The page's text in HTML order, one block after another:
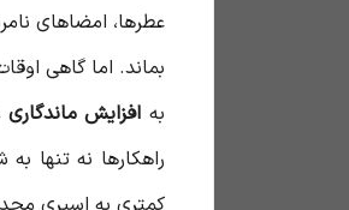
عطرها، امضاهای
بماند. اما گاهی
به افزایش
راهکارها نه تنها